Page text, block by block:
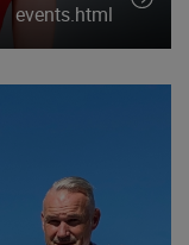
events.html